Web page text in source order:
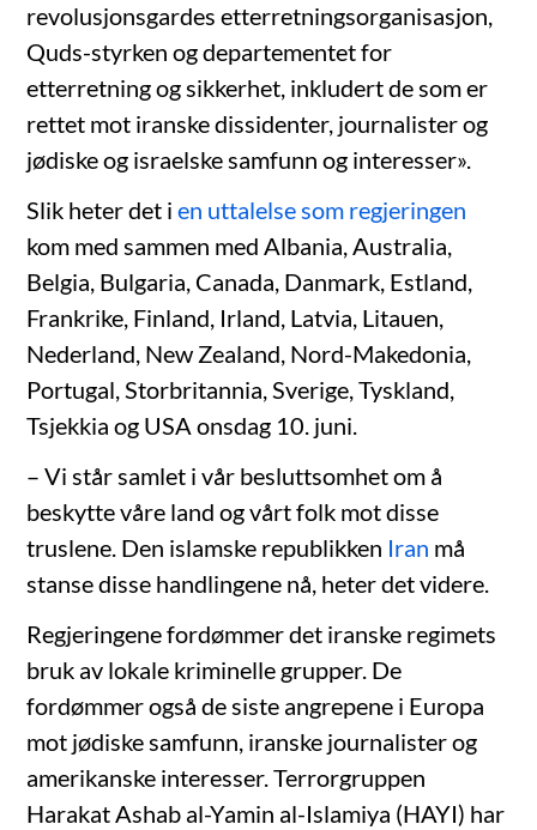
revolusjonsgardes etterretningsorganisasjon,
Quds-styrken og departementet for
etterretning og sikkerhet, inkludert de som er
rettet mot iranske dissidenter, journalister og
jødiske og israelske samfunn og interesser».
Slik heter det ien uttalelse som regjeringen
kom med sammen med Albania, Australia,
Belgia, Bulgaria, Canada, Danmark, Estland,
Frankrike, Finland, Irland, Latvia, Litauen,
Nederland, New Zealand, Nord-Makedonia,
Portugal, Storbritannia, Sverige, Tyskland,
Tsjekkia og USA onsdag 10. juni.
– Vi står samlet i vår besluttsomhet om å
beskytte våre land og vårt folk mot disse
truslene. Den islamske republikken Iran må
stanse disse handlingene nå, heter det videre.
Regjeringene fordømmer det iranske regimets
bruk av lokale kriminelle grupper. De
fordømmer også de siste angrepene i Europa
mot jødiske samfunn, iranske journalister og
amerikanske interesser. Terrorgruppen
Harakat Ashab al-Yamin al-Islamiya (HAYI) har